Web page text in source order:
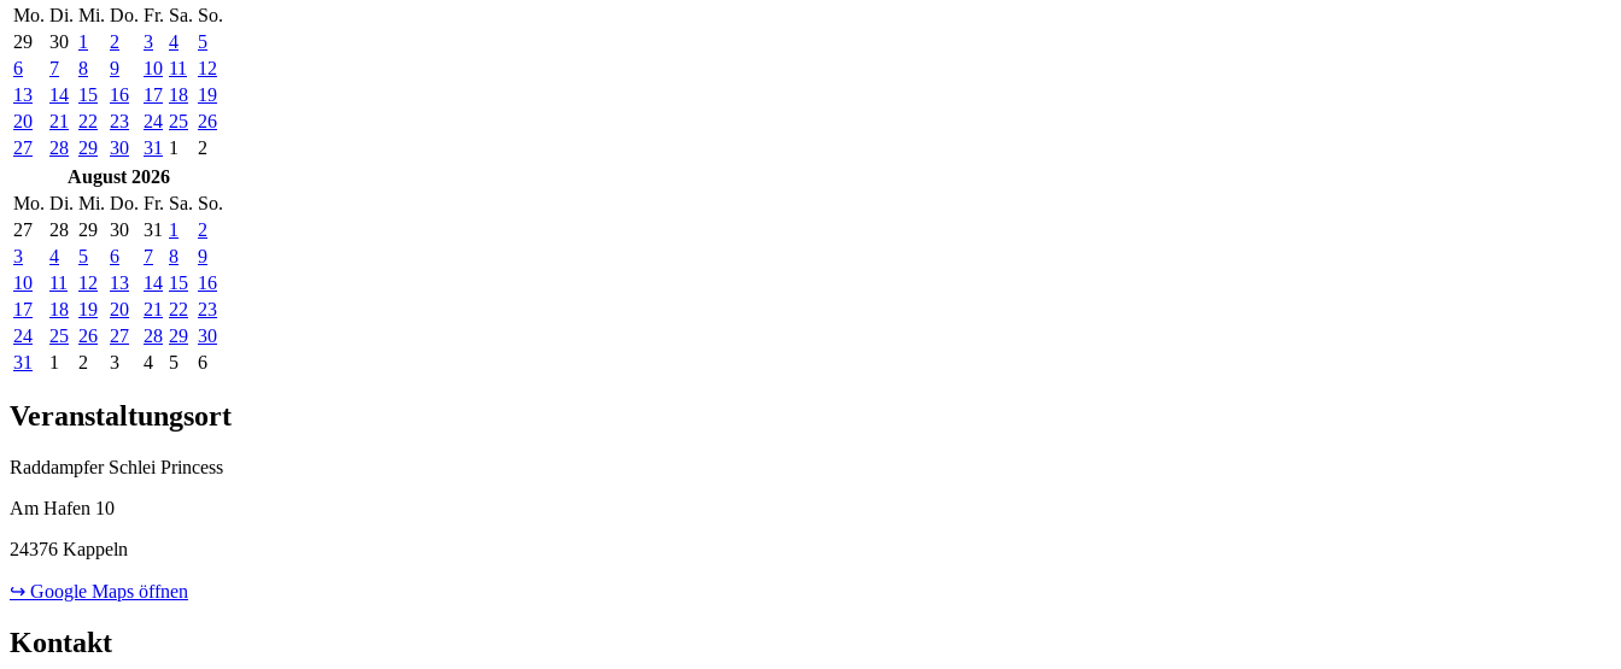
Mo. Di. Mi. Do. Fr. Sa. So.
29
30 1 2 3 4
5
6
7 8 9 10 11
12
13
14 15 16 17 18 19
20
21 22 23 24 25 26
27
28 29 30 31 1
2
August 2026
Mo. Di. Mi. Do. Fr. Sa. So.
27
28 29 30 31 1
2
3
4 5 6 7 8
9
10
11 12 13 14 15 16
17
18 19 20 21 22 23
24
25 26 27 28 29 30
31
1 2 3 4 5 6
Veranstaltungsort
Raddampfer Schlei Princess
Am Hafen 10
24376 Kappeln
↪ Google Maps öffnen
Kontakt